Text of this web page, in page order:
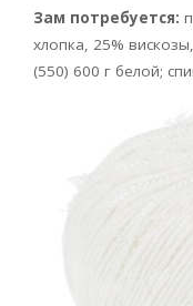
Зам потребуется:
хлопка, 25%
(550) 600 г белой;